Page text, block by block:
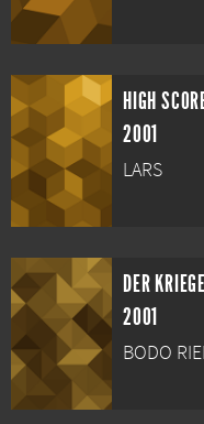
HIGH
2001
LARS
DER
2001
BODO